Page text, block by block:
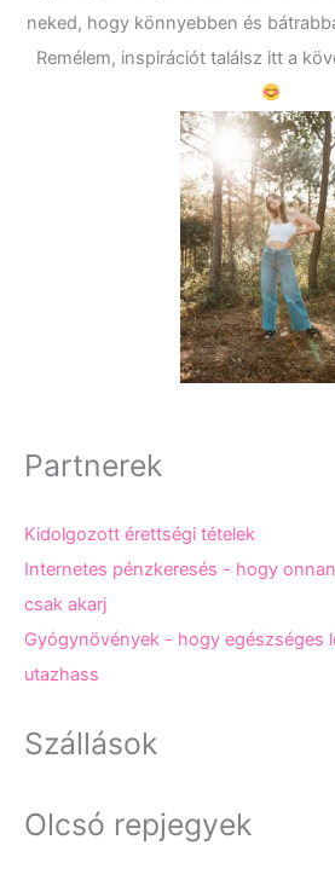
neked, hogy könnyebben és
Remélem, inspirációt találsz itt a
Partnerek
Kidolgozott érettségi tételek
Internetes pénzkeresés - hogy
csak akarj
Gyógynövények - hogy egészséges
utazhass
Szállások
Olcsó repjegyek